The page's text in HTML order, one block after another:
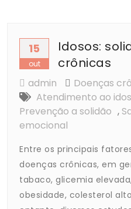
15
out
Idosos:
crônicas
admin Doenças
Atendimento ao
Prevenção a solidão ,
emocional
Entre os principais
doenças crônicas, em
tabaco, glicemia
obesidade, colesterol